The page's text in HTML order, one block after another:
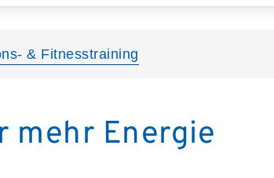
& Fitnesstraining
mehr Energie